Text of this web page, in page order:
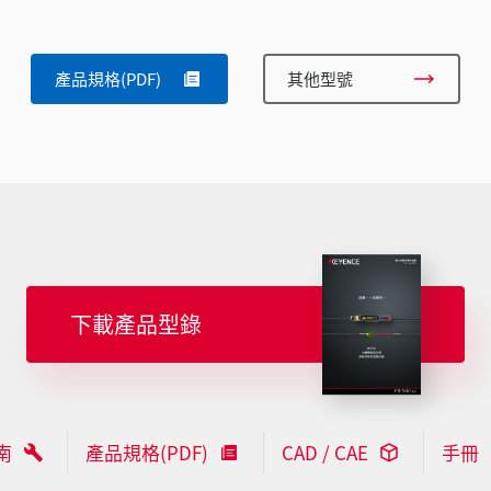
產品規格(PDF) 其他型號
下載產品型錄
產品規格(PDF) CAD / CAE 手冊